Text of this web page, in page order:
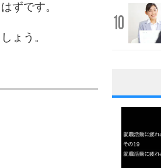
ずです。
ょう。
10
1